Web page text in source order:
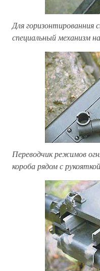
Для горизонтированния
специальный механизм
Переводчик режимов
короба рядом с